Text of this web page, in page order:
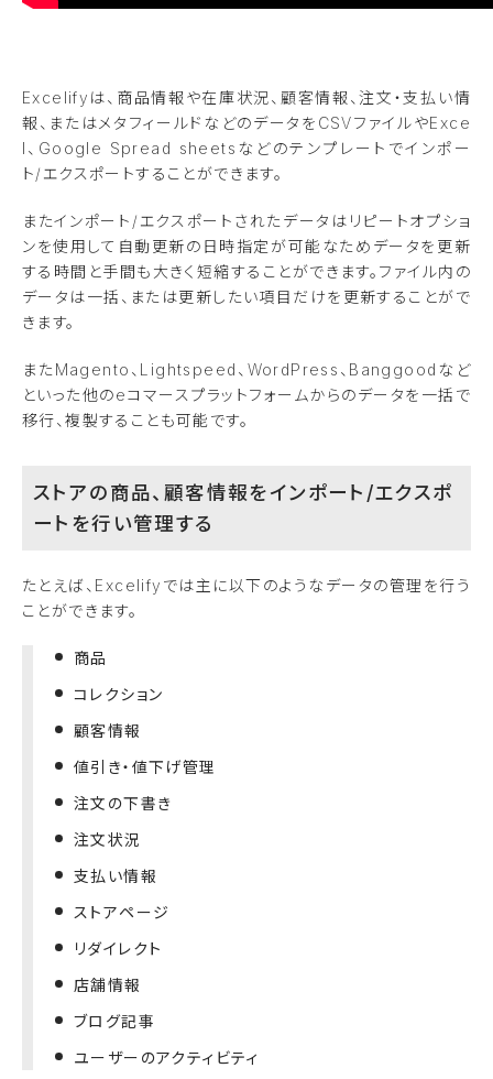
Excelifyは、商品情報や在庫状況、顧客情報、注文・支払い情
報、またはメタフィールドなどのデータを CSVファイルやExce
l、Google Spread sheetsなどのテンプレート でインポー
ト/エクスポートすることができます。
またインポート /エクスポートされたデータはリピートオプショ
ンを使用して自動更新の日時指定が可能なためデータを更新
する時間と手間も大きく短縮することができます。ファイル内の
データは一括、または更新したい項目だけを更新することがで
きます。
またMagento 、 Lightspeed 、 WordPress 、 Banggood など
といった他のeコマースプラットフォームからのデータを一括で
移行、複製することも可能です。
ストアの商品、顧客情報をインポート /エクスポ
ートを行い管理する
たとえば、 Excelifyでは主に以下のようなデータの管理を行う
ことができます。
商品
コレクション
顧客情報
値引き・値下げ管理
注文の下書き
注文状況
支払い情報
ストアページ
リダイレクト
店舗情報
ブログ記事
ユーザーのアクティビティ